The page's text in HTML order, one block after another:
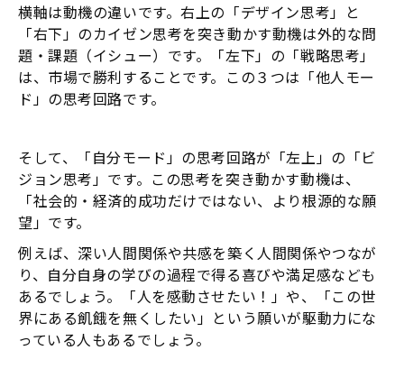
横軸は動機の違いです。右上の「デザイン思考」と
「右下」のカイゼン思考を突き動かす動機は外的な問
題・課題（イシュー）です。「左下」の「戦略思考」
は、市場で勝利することです。この３つは「他人モー
ド」の思考回路です。
そして、「自分モード」の思考回路が「左上」の「ビ
ジョン思考」です。この思考を突き動かす動機は、
「社会的・経済的成功だけではない、より根源的な願
望」です。
例えば、深い人間関係や共感を築く人間関係やつなが
り、自分自身の学びの過程で得る喜びや満足感なども
あるでしょう。「人を感動させたい！」や、「この世
界にある飢餓を無くしたい」という願いが駆動力にな
っている人もあるでしょう。